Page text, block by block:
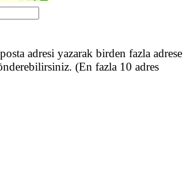
adresi yazarak birden fazla adrese
(En fazla 10 adres